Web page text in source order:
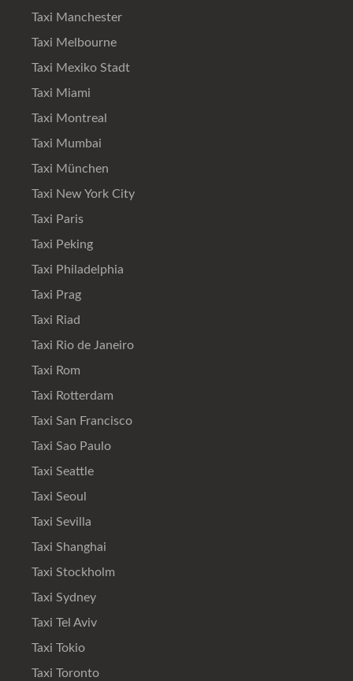
Taxi Manchester
Taxi Melbourne
Taxi Mexiko Stadt
Taxi Miami
Taxi Montreal
Taxi Mumbai
Taxi München
Taxi New York City
Taxi Paris
Taxi Peking
Taxi Philadelphia
Taxi Prag
Taxi Riad
Taxi Rio de Janeiro
Taxi Rom
Taxi Rotterdam
Taxi San Francisco
Taxi Sao Paulo
Taxi Seattle
Taxi Seoul
Taxi Sevilla
Taxi Shanghai
Taxi Stockholm
Taxi Sydney
Taxi Tel Aviv
Taxi Tokio
Taxi Toronto